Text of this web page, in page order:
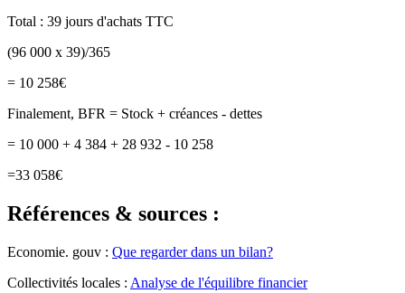
Total : 39 jours d'achats TTC
(96 000 x 39)/365
= 10 258€
Finalement, BFR = Stock + créances - dettes
= 10 000 + 4 384 + 28 932 - 10 258
=33 058€
Références & sources :
Economie. gouv : Que regarder dans un bilan?
Collectivités locales : Analyse de l'équilibre financier